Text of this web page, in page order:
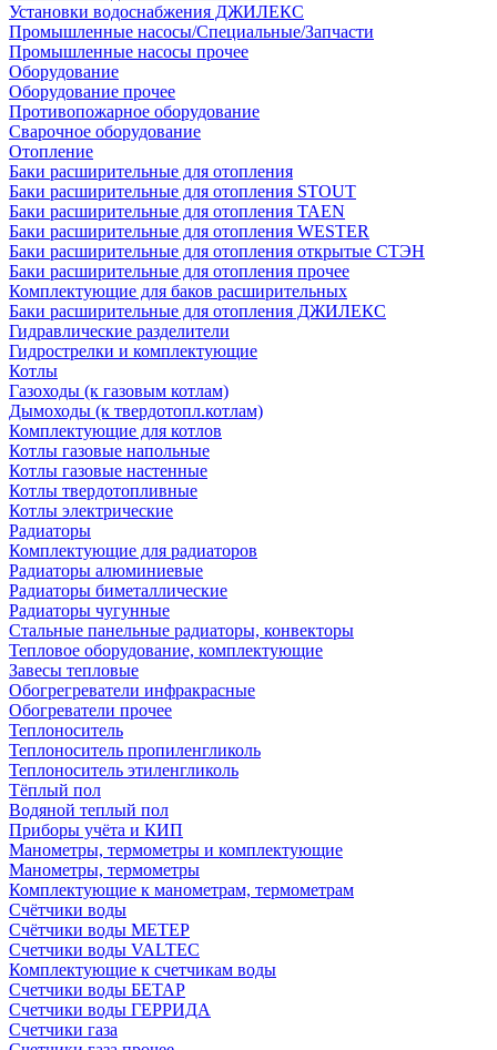
Установки водоснабжения ДЖИЛЕКС
Промышленные насосы/Специальные/Запчасти
Промышленные насосы прочее
Оборудование
Оборудование прочее
Противопожарное оборудование
Сварочное оборудование
Отопление
Баки расширительные для отопления
Баки расширительные для отопления STOUT
Баки расширительные для отопления TAEN
Баки расширительные для отопления WESTER
Баки расширительные для отопления открытые СТЭН
Баки расширительные для отопления прочее
Комплектующие для баков расширительных
Баки расширительные для отопления ДЖИЛЕКС
Гидравлические разделители
Гидрострелки и комплектующие
Котлы
Газоходы (к газовым котлам)
Дымоходы (к твердотопл.котлам)
Комплектующие для котлов
Котлы газовые напольные
Котлы газовые настенные
Котлы твердотопливные
Котлы электрические
Радиаторы
Комплектующие для радиаторов
Радиаторы алюминиевые
Радиаторы биметаллические
Радиаторы чугунные
Стальные панельные радиаторы, конвекторы
Тепловое оборудование, комплектующие
Завесы тепловые
Обогрегреватели инфракрасные
Обогреватели прочее
Теплоноситель
Теплоноситель пропиленгликоль
Теплоноситель этиленгликоль
Тёплый пол
Водяной теплый пол
Приборы учёта и КИП
Манометры, термометры и комплектующие
Манометры, термометры
Комплектующие к манометрам, термометрам
Счётчики воды
Счётчики воды МЕТЕР
Счетчики воды VALTEC
Комплектующие к счетчикам воды
Счетчики воды БЕТАР
Счетчики воды ГЕРРИДА
Счетчики газа